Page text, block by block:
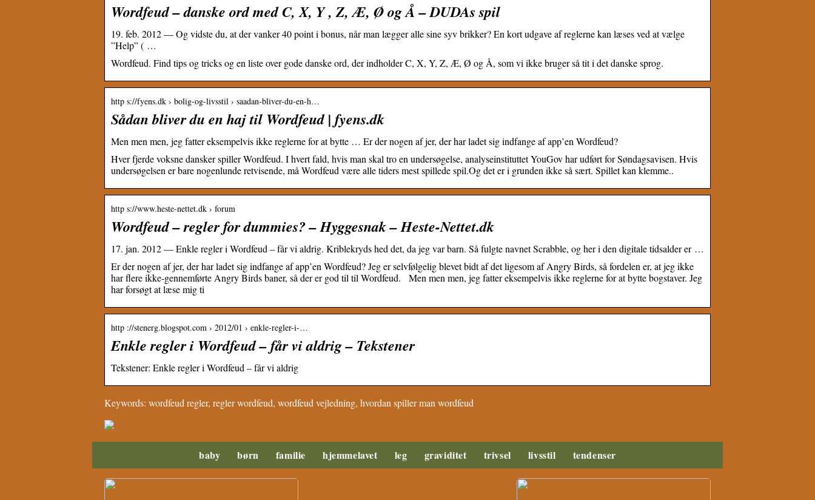
Wordfeud – danske ord med C, X, Y , Z, Æ, Ø og Å – DUDAs spil
19. feb. 2012 — Og vidste du, at der vanker 40 point i bonus, når man lægger alle sine syv brikker? En kort udgave af reglerne kan læses ved at vælge
”Help” ( …
Wordfeud. Find tips og tricks og en liste over gode danske ord, der indholder C, X, Y, Z, Æ, Ø og Å, som vi ikke bruger så tit i det danske sprog.
http s://fyens.dk › bolig-og-livsstil › saadan-bliver-du-en-h…
Sådan bliver du en haj til Wordfeud | fyens.dk
Men men men, jeg fatter eksempelvis ikke reglerne for at bytte … Er der nogen af jer, der har ladet sig indfange af app’en Wordfeud?
Hver fjerde voksne dansker spiller Wordfeud. I hvert fald, hvis man skal tro en undersøgelse, analyseinstituttet YouGov har udført for Søndagsavisen. Hvis
undersøgelsen er bare nogenlunde retvisende, må Wordfeud være alle tiders mest spillede spil.Og det er i grunden ikke så sært. Spillet kan klemme..
http s://www.heste-nettet.dk › forum
Wordfeud – regler for dummies? – Hyggesnak – Heste-Nettet.dk
17. jan. 2012 — Enkle regler i Wordfeud – får vi aldrig. Kriblekryds hed det, da jeg var barn. Så fulgte navnet Scrabble, og her i den digitale tidsalder er …
Er der nogen af jer, der har ladet sig indfange af app’en Wordfeud? Jeg er selvfølgelig blevet bidt af det ligesom af Angry Birds, så fordelen er, at jeg ikke
har flere ikke-gennemførte Angry Birds baner, så der er god til til Wordfeud. Men men men, jeg fatter eksempelvis ikke reglerne for at bytte bogstaver. Jeg
har forsøgt at læse mig ti
http ://stenerg.blogspot.com › 2012/01 › enkle-regler-i-…
Enkle regler i Wordfeud – får vi aldrig – Tekstener
Tekstener: Enkle regler i Wordfeud – får vi aldrig
Keywords: wordfeud regler, regler wordfeud, wordfeud vejledning, hvordan spiller man wordfeud
baby børn familie hjemmelavet leg graviditet trivsel livsstil tendenser